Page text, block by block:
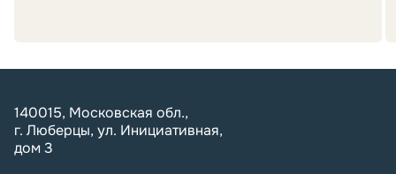
140015, Московская обл.,
г. Люберцы, ул. Инициативная,
дом 3